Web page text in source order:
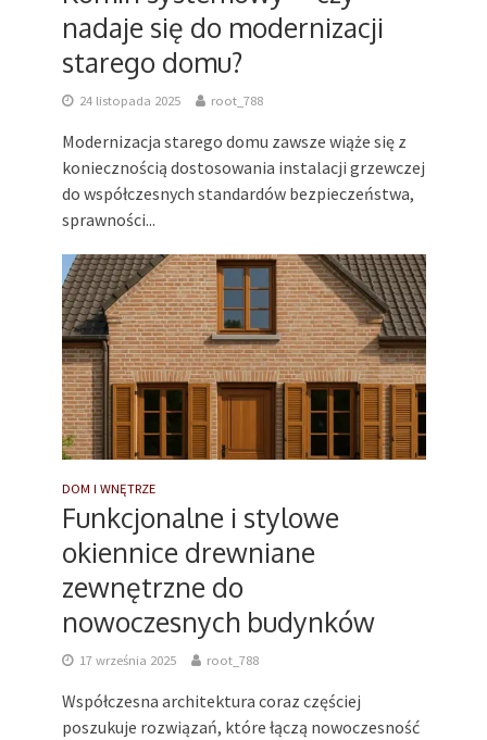
nadaje się do modernizacji
starego domu?
24 listopada 2025 root_788
Modernizacja starego domu zawsze wiąże się z
koniecznością dostosowania instalacji grzewczej
do współczesnych standardów bezpieczeństwa,
sprawności...
DOM I WNĘTRZE
Funkcjonalne i stylowe
okiennice drewniane
zewnętrzne do
nowoczesnych budynków
17 września 2025 root_788
Współczesna architektura coraz częściej
poszukuje rozwiązań, które łączą nowoczesność